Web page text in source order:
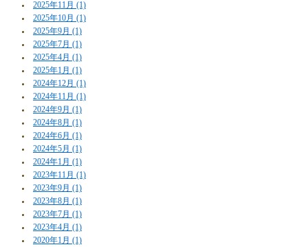
2025年11月 (1)
2025年10月 (1)
2025年9月 (1)
2025年7月 (1)
2025年4月 (1)
2025年1月 (1)
2024年12月 (1)
2024年11月 (1)
2024年9月 (1)
2024年8月 (1)
2024年6月 (1)
2024年5月 (1)
2024年1月 (1)
2023年11月 (1)
2023年9月 (1)
2023年8月 (1)
2023年7月 (1)
2023年4月 (1)
2020年1月 (1)